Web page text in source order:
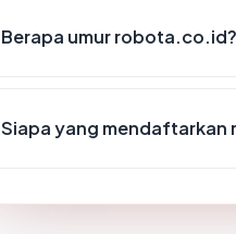
Berapa umur robota.co.id?
Siapa yang